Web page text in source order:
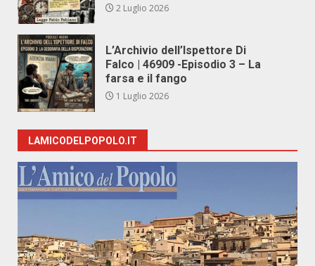
2 Luglio 2026
L’Archivio dell’Ispettore Di
Falco | 46909 -Episodio 3 – La
farsa e il fango
1 Luglio 2026
LAMICODELPOPOLO.IT